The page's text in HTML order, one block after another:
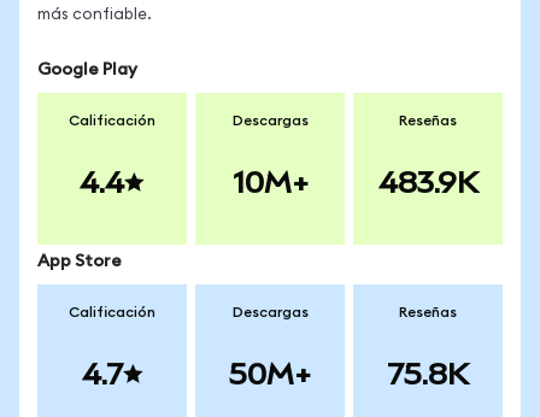
más confiable.
Google Play
Calificación
4.4
Descargas
10M+
Reseñas
483.9K
App Store
Calificación
4.7
Descargas
50M+
Reseñas
75.8K